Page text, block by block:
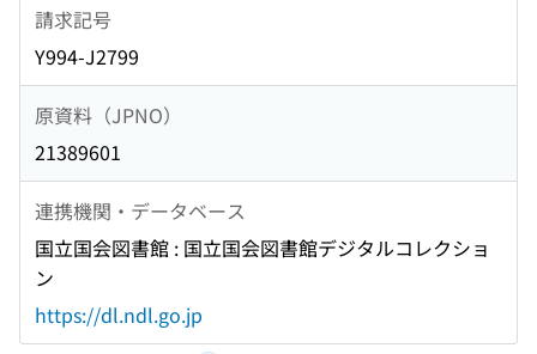
請求記号
Y994-J2799
原資料（JPNO）
21389601
連携機関・データベース
国立国会図書館 : 国立国会図書館デジタルコレクショ
ン
https://dl.ndl.go.jp